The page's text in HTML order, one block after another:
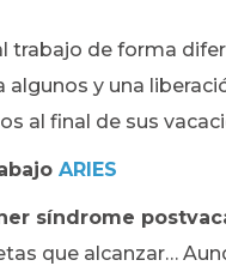
trabajo de forma
algunos y una
al final de sus
ARIES
síndrome
que alcanzar…